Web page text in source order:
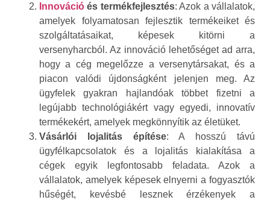
Innováció és termékfejlesztés: Azok a vállalatok,
amelyek folyamatosan fejlesztik termékeiket és
szolgáltatásaikat, képesek kitörni a
versenyharcból. Az innováció lehetőséget ad arra,
hogy a cég megelőzze a versenytársakat, és a
piacon valódi újdonságként jelenjen meg. Az
ügyfelek gyakran hajlandóak többet fizetni a
legújabb technológiákért vagy egyedi, innovatív
termékekért, amelyek megkönnyítik az életüket.
Vásárlói lojalitás építése: A hosszú távú
ügyfélkapcsolatok és a lojalitás kialakítása a
cégek egyik legfontosabb feladata. Azok a
vállalatok, amelyek képesek elnyerni a fogyasztók
hűségét, kevésbé lesznek érzékenyek a